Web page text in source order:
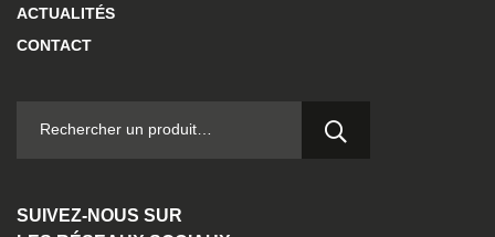
ACTUALITÉS
CONTACT
SUIVEZ-NOUS SUR